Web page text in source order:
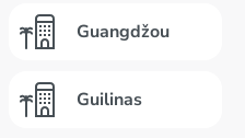
Guangdžou
Guilinas